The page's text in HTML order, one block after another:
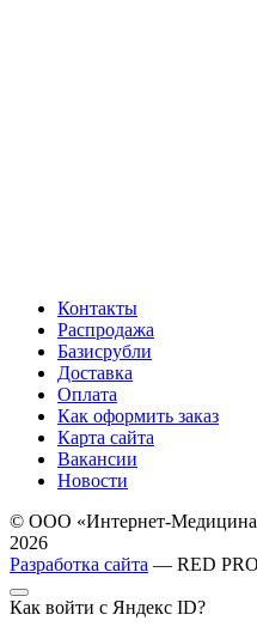
Контакты
Распродажа
Базисрубли
Доставка
Оплата
Как оформить заказ
Карта сайта
Вакансии
Новости
© ООО «Интернет-
2026
Разработка сайта — RED
Как войти с Яндекс ID?